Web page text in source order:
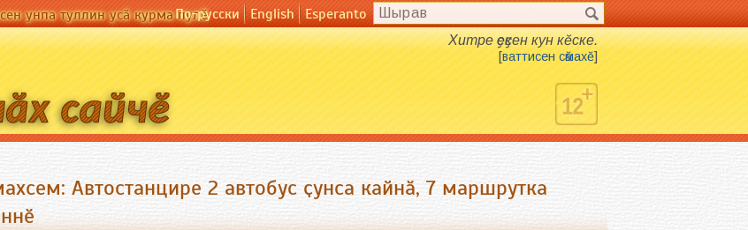
унпа туллин усӑ курма пулӗПо-русски English Esperanto
Хитре ҫеҫкен кун кӗске.
[ваттисен сӑмахӗ]
Автостанцире 2 автобус ҫунса кайнӑ, 7 маршрутка